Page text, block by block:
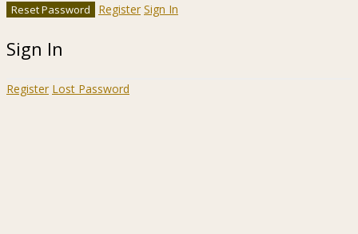
Register Sign In
Sign In
Register Lost Password